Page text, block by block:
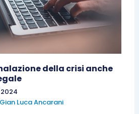
della crisi anche
Gian Luca Ancarani